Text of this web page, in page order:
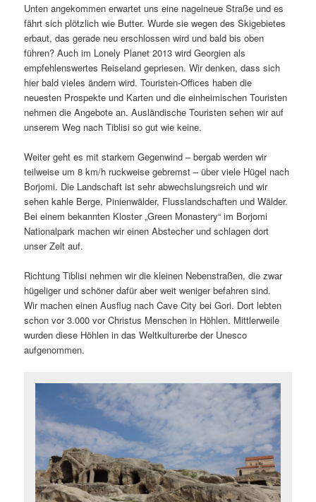
Unten angekommen erwartet uns eine nagelneue Straße und es
fährt sich plötzlich wie Butter. Wurde sie wegen des Skigebietes
erbaut, das gerade neu erschlossen wird und bald bis oben
führen? Auch im Lonely Planet 2013 wird Georgien als
empfehlenswertes Reiseland gepriesen. Wir denken, dass sich
hier bald vieles ändern wird. Touristen-Offices haben die
neuesten Prospekte und Karten und die einheimischen Touristen
nehmen die Angebote an. Ausländische Touristen sehen wir auf
unserem Weg nach Tiblisi so gut wie keine.
Weiter geht es mit starkem Gegenwind – bergab werden wir
teilweise um 8 km/h ruckweise gebremst – über viele Hügel nach
Borjomi. Die Landschaft ist sehr abwechslungsreich und wir
sehen kahle Berge, Pinienwälder, Flusslandschaften und Wälder.
Bei einem bekannten Kloster „Green Monastery“ im Borjomi
Nationalpark machen wir einen Abstecher und schlagen dort
unser Zelt auf.
Richtung Tiblisi nehmen wir die kleinen Nebenstraßen, die zwar
hügeliger und schöner dafür aber weit weniger befahren sind.
Wir machen einen Ausflug nach Cave City bei Gori. Dort lebten
schon vor 3.000 vor Christus Menschen in Höhlen. Mittlerweile
wurden diese Höhlen in das Weltkulturerbe der Unesco
aufgenommen.